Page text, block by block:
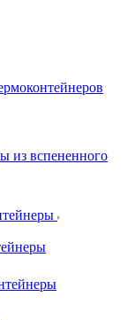
из вспененного